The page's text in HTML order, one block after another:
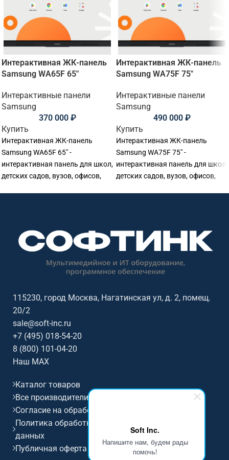
Soft Inc.
Напишите нам, будем рады
помочь!
Интерактивная ЖК-панель
Samsung WA65F 65"
Интерактивные панели
Samsung
370 000 ₽
Купить
Интерактивная ЖК-панель
Samsung WA65F 65" -
интерактивная панель для школ,
детских садов, вузов, офисов,
3840x2160@60Гц (16:9), сенсор:
20 касаний, яркость: 400, ос /
совместимость: Android.
Интерактивная ЖК-панель
Samsung WA75F 75"
Интерактивные панели
Samsung
490 000 ₽
Купить
Интерактивная ЖК-панель
Samsung WA75F 75" -
интерактивная панель для школ,
детских садов, вузов, офисов,
3840x2160@60Гц (16:9), сенсор:
20 касаний, яркость: 400, ос /
совместимость: Android.
115230, город Москва, Нагатинская ул, д. 2, помещ.
20/2
sale@soft-inc.ru
+7 (495) 018-54-20
8 (800) 101-04-20
Наш MAX
Каталог товаров
Все производители
Согласие на обработку персональных данных
Политика обработки и защиты персональных
данных
Публичная оферта